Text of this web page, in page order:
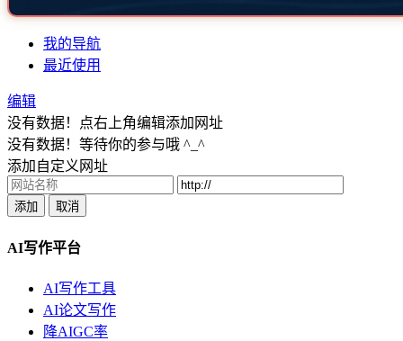
我的导航
最近使用
编辑
没有数据！点右上角编辑添加网址
没有数据！等待你的参与哦 ^_^
添加自定义网址
添加 取消
AI写作平台
AI写作工具
AI论文写作
降AIGC率